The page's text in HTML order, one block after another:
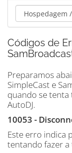
Códigos de
Preparamos
SimpleCast e
quando se
AutoDJ.
10053 -
Este erro indica
tentando fazer